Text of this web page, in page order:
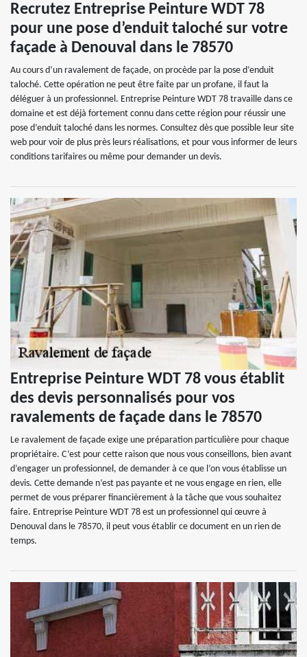
Recrutez Entreprise Peinture WDT 78
pour une pose d’enduit taloché sur votre
façade à Denouval dans le 78570
Au cours d’un ravalement de façade, on procède par la pose d’enduit
taloché. Cette opération ne peut être faite par un profane, il faut la
déléguer à un professionnel. Entreprise Peinture WDT 78 travaille dans ce
domaine et est déjà fortement connu dans cette région pour réussir une
pose d’enduit taloché dans les normes. Consultez dès que possible leur site
web pour voir de plus près leurs réalisations, et pour vous informer de leurs
conditions tarifaires ou même pour demander un devis.
Entreprise Peinture WDT 78 vous établit
des devis personnalisés pour vos
ravalements de façade dans le 78570
Le ravalement de façade exige une préparation particulière pour chaque
propriétaire. C’est pour cette raison que nous vous conseillons, bien avant
d’engager un professionnel, de demander à ce que l’on vous établisse un
devis. Cette demande n’est pas payante et ne vous engage en rien, elle
permet de vous préparer financièrement à la tâche que vous souhaitez
faire. Entreprise Peinture WDT 78 est un professionnel qui œuvre à
Denouval dans le 78570, il peut vous établir ce document en un rien de
temps.